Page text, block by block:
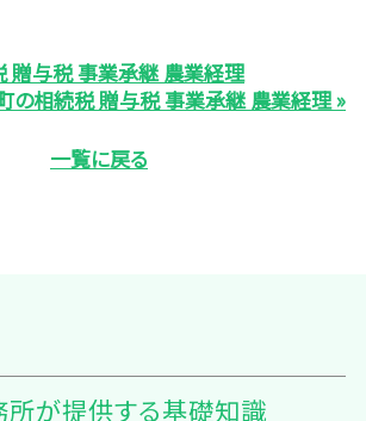
贈与税 事業承継 農業経理
の相続税 贈与税 事業承継 農業経理 »
一覧に戻る
所が提供する基礎知識